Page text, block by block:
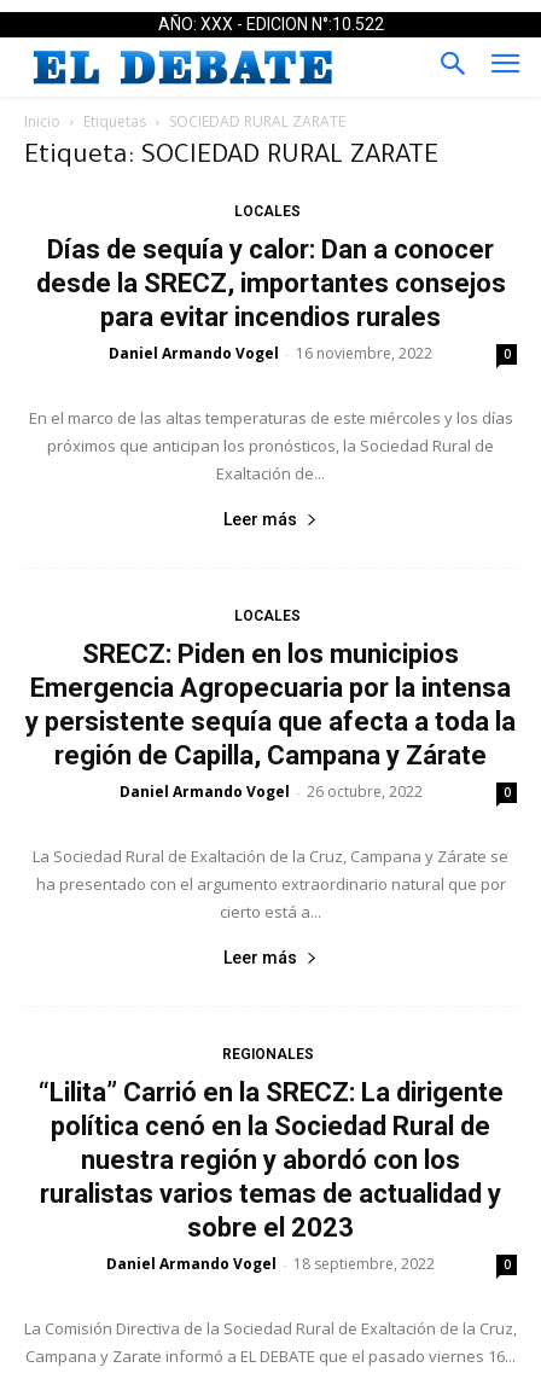
AÑO: XXX - EDICION N°:10.522
Inicio Etiquetas SOCIEDAD RURAL ZARATE
Etiqueta: SOCIEDAD RURAL ZARATE
LOCALES
Días de sequía y calor: Dan a conocer
desde la SRECZ, importantes consejos
para evitar incendios rurales
Daniel Armando Vogel - 16 noviembre, 2022 0
En el marco de las altas temperaturas de este miércoles y los días
próximos que anticipan los pronósticos, la Sociedad Rural de
Exaltación de...
Leer más
LOCALES
SRECZ: Piden en los municipios
Emergencia Agropecuaria por la intensa
y persistente sequía que afecta a toda la
región de Capilla, Campana y Zárate
Daniel Armando Vogel - 26 octubre, 2022 0
La Sociedad Rural de Exaltación de la Cruz, Campana y Zárate se
ha presentado con el argumento extraordinario natural que por
cierto está a...
Leer más
REGIONALES
“Lilita” Carrió en la SRECZ: La dirigente
política cenó en la Sociedad Rural de
nuestra región y abordó con los
ruralistas varios temas de actualidad y
sobre el 2023
Daniel Armando Vogel - 18 septiembre, 2022 0
La Comisión Directiva de la Sociedad Rural de Exaltación de la Cruz,
Campana y Zarate informó a EL DEBATE que el pasado viernes 16...